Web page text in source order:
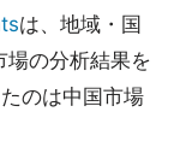
は、地域・国
場の分析結果を
のは中国市場